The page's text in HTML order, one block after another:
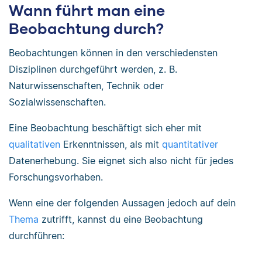
Wann führt man eine
Beobachtung durch?
Beobachtungen können in den verschiedensten
Disziplinen durchgeführt werden, z. B.
Naturwissenschaften, Technik oder
Sozialwissenschaften.
Eine Beobachtung beschäftigt sich eher mit
qualitativen Erkenntnissen, als mit quantitativer
Datenerhebung. Sie eignet sich also nicht für jedes
Forschungsvorhaben.
Wenn eine der folgenden Aussagen jedoch auf dein
Thema zutrifft, kannst du eine Beobachtung
durchführen: